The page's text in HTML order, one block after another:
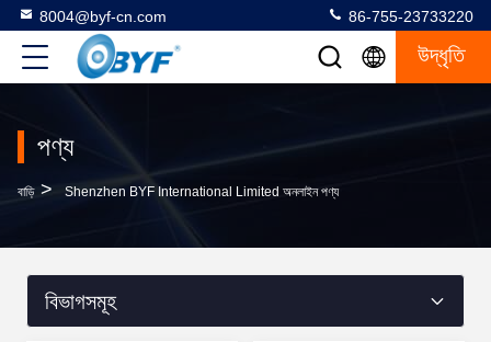
8004@byf-cn.com 86-755-23733220
উদ্ধৃতি
পণ্য
বাড়ি > Shenzhen BYF International Limited অনলাইন পণ্য
বিভাগসমূহ